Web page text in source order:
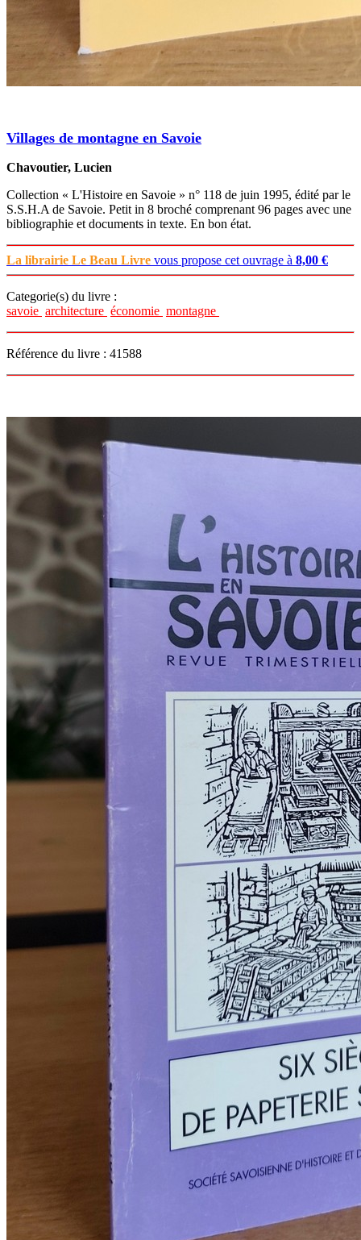
Villages de montagne en Savoie
Chavoutier, Lucien
Collection « L'Histoire en Savoie » n° 118 de juin 1995, édité par le
S.S.H.A de Savoie. Petit in 8 broché comprenant 96 pages avec une
bibliographie et documents in texte. En bon état.
La librairie Le Beau Livre vous propose cet ouvrage à 8,00 €
Categorie(s) du livre :
savoie architecture économie montagne
Référence du livre : 41588